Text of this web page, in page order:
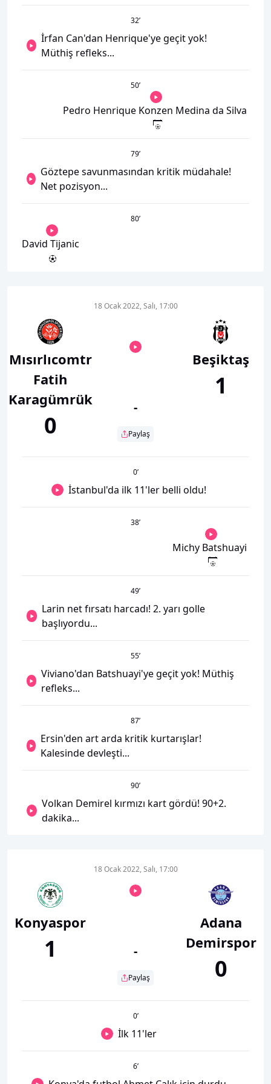
32’
İrfan Can'dan Henrique'ye geçit yok!
Müthiş refleks...
50’
Pedro Henrique Konzen Medina da Silva
79’
Göztepe savunmasından kritik müdahale!
Net pozisyon...
80’
David Tijanic
Mısırlıcomtr
Fatih
Karagümrük
0
18 Ocak 2022, Salı, 17:00
-
Paylaş
Beşiktaş
1
0’
İstanbul'da ilk 11'ler belli oldu!
38’
Michy Batshuayi
49’
Larin net fırsatı harcadı! 2. yarı golle
başlıyordu...
55’
Viviano'dan Batshuayi'ye geçit yok! Müthiş
refleks...
87’
Ersin'den art arda kritik kurtarışlar!
Kalesinde devleşti...
90’
Volkan Demirel kırmızı kart gördü! 90+2.
dakika...
Konyaspor
1
18 Ocak 2022, Salı, 17:00
-
Paylaş
Adana
Demirspor
0
0’
İlk 11'ler
6’